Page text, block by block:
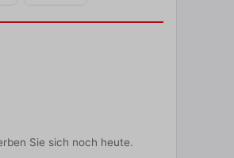
Sie sich noch heute.